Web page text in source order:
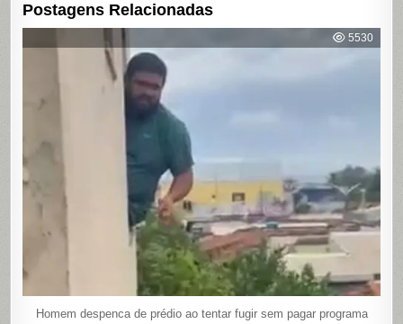
Postagens Relacionadas
5530
Homem despenca de prédio ao tentar fugir sem pagar programa